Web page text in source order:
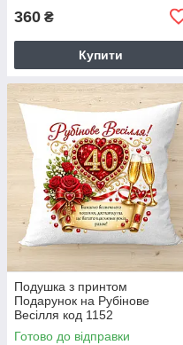
360 ₴
Купити
Подушка з принтом
Подарунок на Рубінове
Весілля код 1152
Готово до відправки